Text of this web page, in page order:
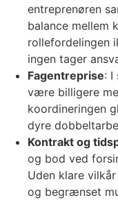
entreprenøren
balance mellem
rollefordelingen
ingen tager
Fagentreprise: I
være billigere
koordineringen
dyre
Kontrakt og
og bod ved
Uden klare
og begrænset